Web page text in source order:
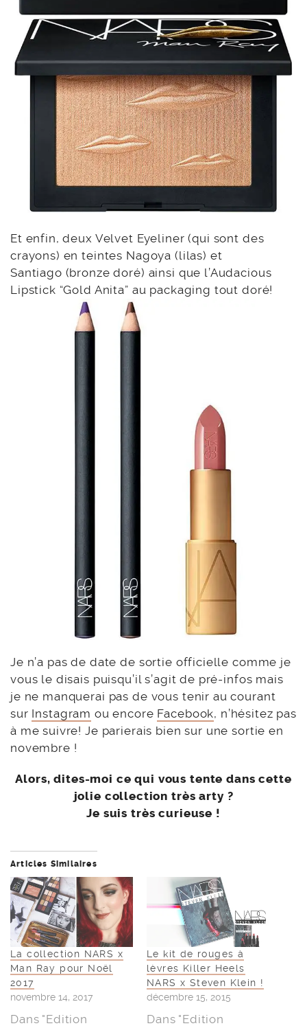
Et enfin, deux Velvet Eyeliner (qui sont des
crayons) en teintes Nagoya (lilas) et
Santiago (bronze doré) ainsi que l’Audacious
Lipstick “Gold Anita” au packaging tout doré!
Je n’a pas de date de sortie officielle comme je
vous le disais puisqu’il s’agit de pré-infos mais
je ne manquerai pas de vous tenir au courant
sur Instagram ou encore Facebook, n’hésitez pas
à me suivre! Je parierais bien sur une sortie en
novembre !
Alors, dites-moi ce qui vous tente dans cette
jolie collection très arty ?
Je suis très curieuse !
Articles Similaires
La collection NARS x
Man Ray pour Noël
2017
novembre 14, 2017
Dans "Edition
Le kit de rouges à
lèvres Killer Heels
NARS x Steven Klein !
décembre 15, 2015
Dans "Edition